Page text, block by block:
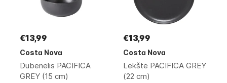
€13,99
Costa Nova
Dubenėlis PACIFICA
GREY (15 cm)
€13,99
Costa Nova
Lėkštė PACIFICA GREY
(22 cm)